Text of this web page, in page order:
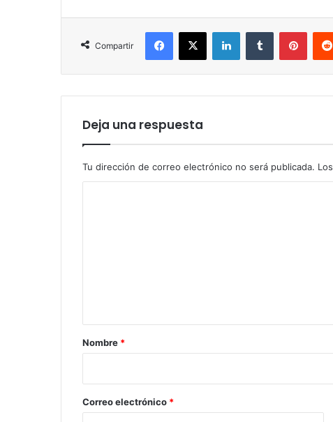
Compartir
Facebook
X LinkedInTumblr
Deja una respuesta
Tu dirección de correo electrónico no será publicada.
r
*
Nombre *
Correo electrónico *